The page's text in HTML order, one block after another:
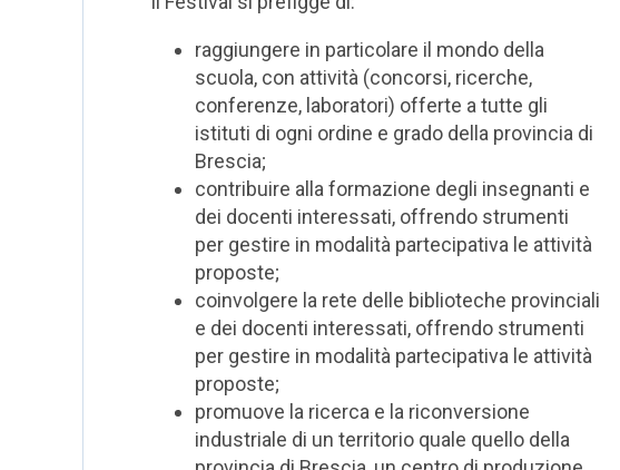
raggiungere in particolare il mondo della
scuola, con attività (concorsi, ricerche,
conferenze, laboratori) offerte a tutte gli
istituti di ogni ordine e grado della provincia di
Brescia;
contribuire alla formazione degli insegnanti e
dei docenti interessati, offrendo strumenti
per gestire in modalità partecipativa le attività
proposte;
coinvolgere la rete delle biblioteche provinciali
e dei docenti interessati, offrendo strumenti
per gestire in modalità partecipativa le attività
proposte;
promuove la ricerca e la riconversione
industriale di un territorio quale quello della